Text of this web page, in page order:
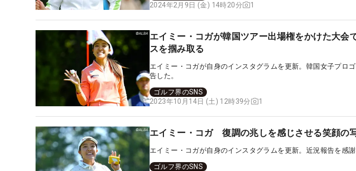
2024年2月9日 (金) 14時20分
1
エイミー・コガが韓国ツアー出場権をかけた大会
スを掴み取る
エイミー・コガが自身のインスタグラムを更新。韓国女子プロ
告した。
ゴルフ界のSNS
2023年10月14日 (土) 12時39分
1
エイミー・コガ 復調の兆しを感じさせる笑顔の
エイミー・コガが自身のインスタグラムを更新。近況報告を感謝
ゴルフ界のSNS